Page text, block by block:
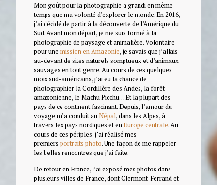
Mon goût pour la photographie a grandi en même
temps que ma volonté d’explorer le monde. En 2016,
j’ai décidé de partir à la découverte de l’Amérique du
Sud. Avant mon départ, je me suis formé à la
photographie de paysage et animalière. Volontaire
pour une mission en Amazonie, je savais que j’allais
au-devant de sites naturels somptueux et d’animaux
sauvages en tout genre. Au cours de ces quelques
mois sud-américains, j’ai eu la chance de
photographier la Cordillère des Andes, la forêt
amazonienne, le Machu Picchu… Et la plupart des
pays de ce continent fascinant. Depuis, l’amour du
voyage m’a conduit auNépal, dans les Alpes, à
travers les pays nordiques et enEurope centrale. Au
cours de ces périples, j’ai réalisé mes
premiers portraits photo. Une façon de me rappeler
les belles rencontres que j’ai faite.
De retour en France, j’ai exposé mes photos dans
plusieurs villes de France, dont Clermont-Ferrand et